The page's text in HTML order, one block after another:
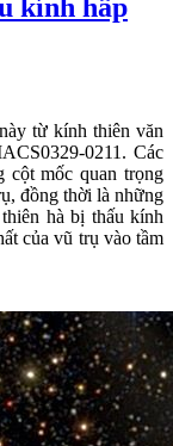
kính hấp
từ kính thiên văn
0211. Các
cột mốc quan trọng
đồng thời là những
hà bị thấu kính
của vũ trụ vào tầm